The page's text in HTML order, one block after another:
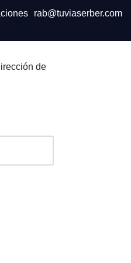
rab@tuviaserber.com
de